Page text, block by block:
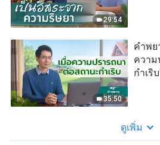
29:54
35:50
คำพย
ความ
กำเริ
ดูเพิ่ม